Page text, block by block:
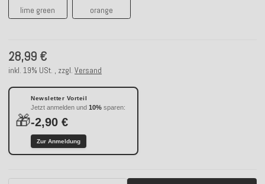
lime green orange
28,99 €
inkl. 19% USt. , zzgl. Versand
🎁
Newsletter Vorteil
Jetzt anmelden und 10% sparen:
-2,90 €
Zur Anmeldung